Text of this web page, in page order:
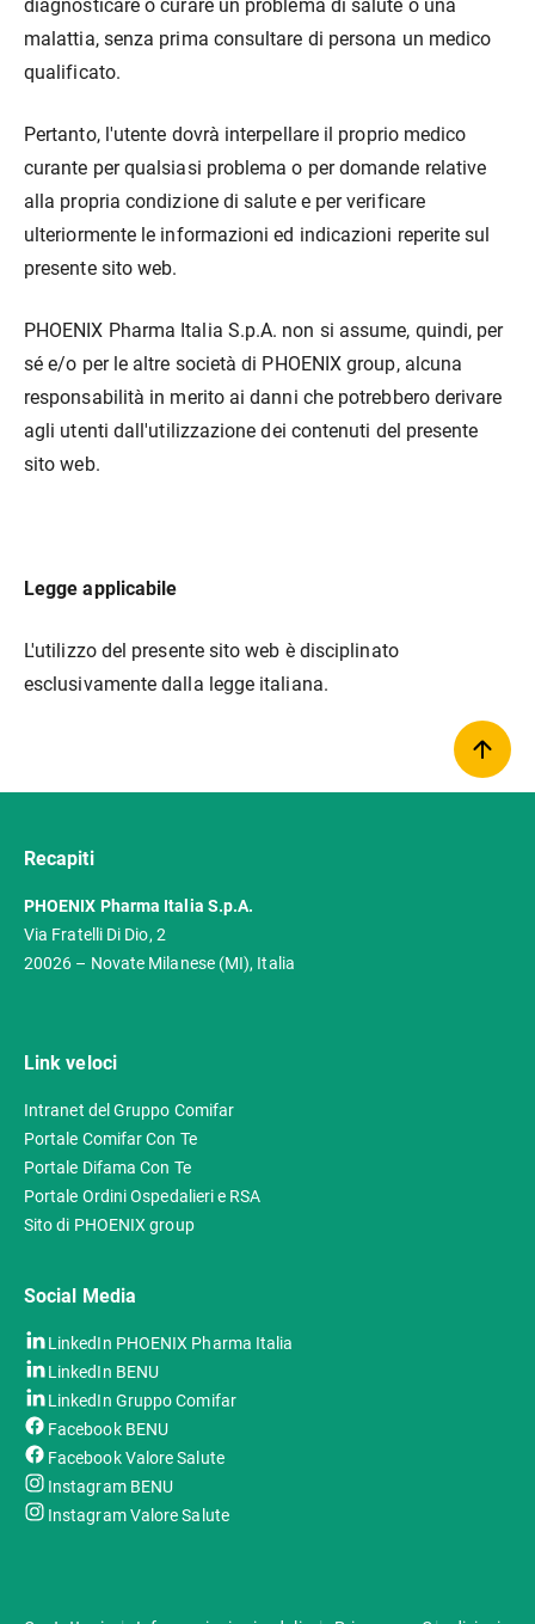
diagnosticare o curare un problema di salute o una
malattia, senza prima consultare di persona un medico
qualificato.
Pertanto, l'utente dovrà interpellare il proprio medico
curante per qualsiasi problema o per domande relative
alla propria condizione di salute e per verificare
ulteriormente le informazioni ed indicazioni reperite sul
presente sito web.
PHOENIX Pharma Italia S.p.A. non si assume, quindi, per
sé e/o per le altre società di PHOENIX group, alcuna
responsabilità in merito ai danni che potrebbero derivare
agli utenti dall'utilizzazione dei contenuti del presente
sito web.
Legge applicabile
L'utilizzo del presente sito web è disciplinato
esclusivamente dalla legge italiana.
Recapiti
PHOENIX Pharma Italia S.p.A.
Via Fratelli Di Dio, 2
20026 – Novate Milanese (MI), Italia
Link veloci
Intranet del Gruppo Comifar
Portale Comifar Con Te
Portale Difama Con Te
Portale Ordini Ospedalieri e RSA
Sito di PHOENIX group
Social Media
LinkedIn PHOENIX Pharma Italia
LinkedIn BENU
LinkedIn Gruppo Comifar
Facebook BENU
Facebook Valore Salute
Instagram BENU
Instagram Valore Salute